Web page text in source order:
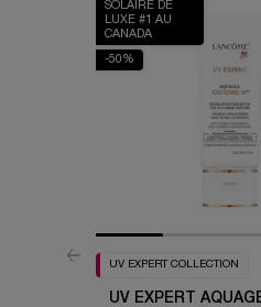
SOLAIRE DE
LUXE #1 AU
CANADA
-50%
UV EXPERT COLLECTION
UV EXPERT